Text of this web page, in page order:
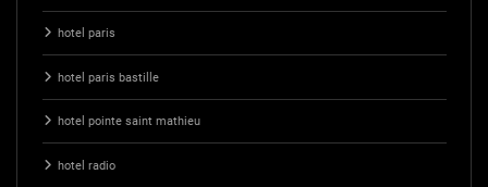
hotel paris
hotel paris bastille
hotel pointe saint mathieu
hotel radio